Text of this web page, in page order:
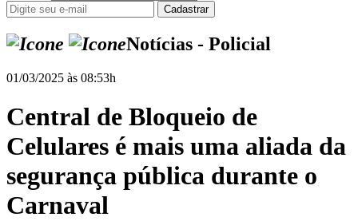
Notícias - Policial
01/03/2025 às 08:53h
Central de Bloqueio de
Celulares é mais uma aliada da
segurança pública durante o
Carnaval